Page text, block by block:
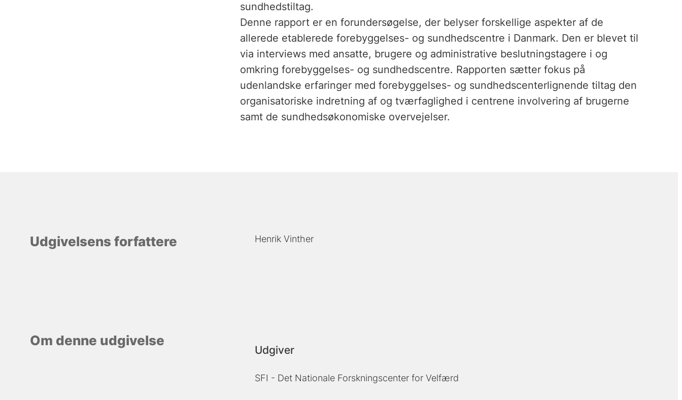
sundhedstiltag.
Denne rapport er en forundersøgelse, der belyser forskellige aspekter af de
allerede etablerede forebyggelses- og sundhedscentre i Danmark. Den er blevet til
via interviews med ansatte, brugere og administrative beslutningstagere i og
omkring forebyggelses- og sundhedscentre. Rapporten sætter fokus på
udenlandske erfaringer med forebyggelses- og sundhedscenterlignende tiltag den
organisatoriske indretning af og tværfaglighed i centrene involvering af brugerne
samt de sundhedsøkonomiske overvejelser.
Udgivelsens forfattere Henrik Vinther
Om denne udgivelse
Udgiver
SFI - Det Nationale Forskningscenter for Velfærd